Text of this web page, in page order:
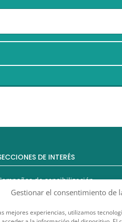
Gestionar el consentimiento de
mejores experiencias, utilizamos
DE INTERÉS
de sensibilización
Educación para el Desarrollo